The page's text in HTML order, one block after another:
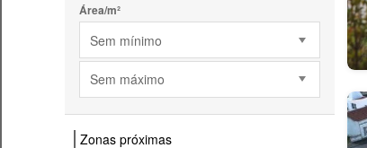
Área/m²
Sem mínimo
Sem máximo
Zonas próximas